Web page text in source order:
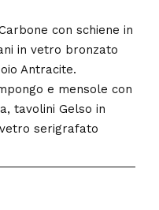
con schiene in
in vetro bronzato
Antracite.
e mensole con
tavolini Gelso in
serigrafato